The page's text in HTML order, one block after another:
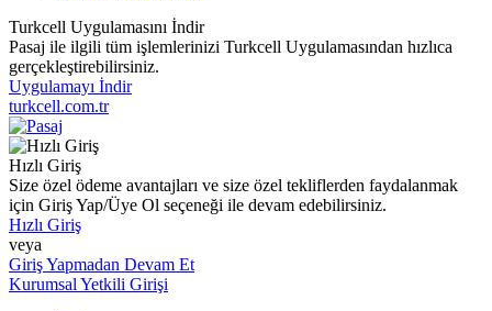
Turkcell Uygulamasını İndir
Pasaj ile ilgili tüm işlemlerinizi Turkcell Uygulamasından hızlıca
gerçekleştirebilirsiniz.
Uygulamayı İndir
turkcell.com.tr
Hızlı Giriş
Size özel ödeme avantajları ve size özel tekliflerden faydalanmak
için Giriş Yap/Üye Ol seçeneği ile devam edebilirsiniz.
Hızlı Giriş
veya
Giriş Yapmadan Devam Et
Kurumsal Yetkili Girişi